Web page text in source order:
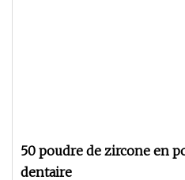
50 poudre de zircone en
dentaire